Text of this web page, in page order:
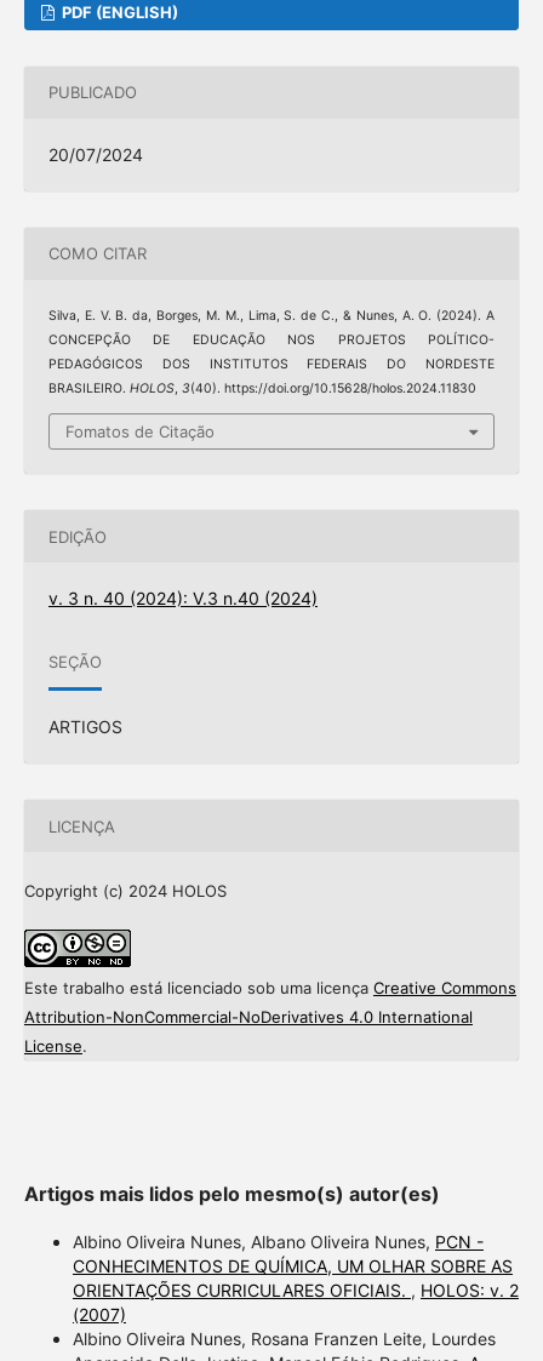
PDF (ENGLISH)
PUBLICADO
20/07/2024
COMO CITAR
Silva, E. V. B. da, Borges, M. M., Lima, S. de C., & Nunes, A. O. (2024). A
CONCEPÇÃO DE EDUCAÇÃO NOS PROJETOS POLÍTICO-
PEDAGÓGICOS DOS INSTITUTOS FEDERAIS DO NORDESTE
BRASILEIRO. HOLOS, 3(40). https://doi.org/10.15628/holos.2024.11830
Fomatos de Citação
EDIÇÃO
v. 3 n. 40 (2024): V.3 n.40 (2024)
SEÇÃO
ARTIGOS
LICENÇA
Copyright (c) 2024 HOLOS
Este trabalho está licenciado sob uma licença Creative Commons
Attribution-NonCommercial-NoDerivatives 4.0 International
License.
Artigos mais lidos pelo mesmo(s) autor(es)
Albino Oliveira Nunes, Albano Oliveira Nunes, PCN -
CONHECIMENTOS DE QUÍMICA, UM OLHAR SOBRE AS
ORIENTAÇÕES CURRICULARES OFICIAIS. , HOLOS: v. 2
(2007)
Albino Oliveira Nunes, Rosana Franzen Leite, Lourdes